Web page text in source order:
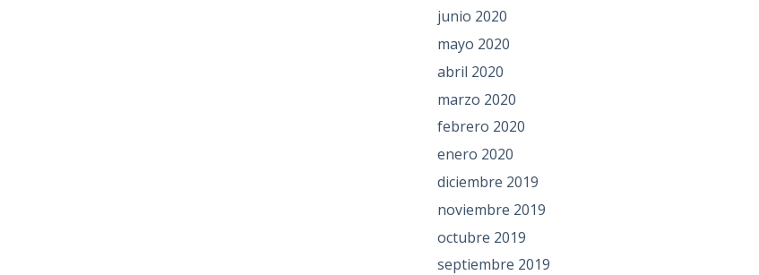
junio 2020
mayo 2020
abril 2020
marzo 2020
febrero 2020
enero 2020
diciembre 2019
noviembre 2019
octubre 2019
septiembre 2019